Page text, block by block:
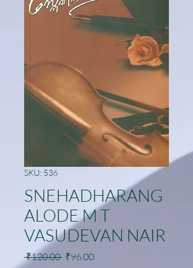
SKU: 536
SNEHADHARANG
ALODE M T
VASUDEVAN NAIR
₹120.00 Regular
₹96.00Sale